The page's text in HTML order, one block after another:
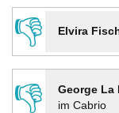
👎
Elvira
👎
George La
im Cabrio